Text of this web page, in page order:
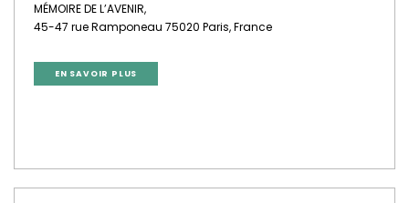
MÉMOIRE DE L’AVENIR,
45-47 rue Ramponeau 75020 Paris, France
EN SAVOIR PLUS